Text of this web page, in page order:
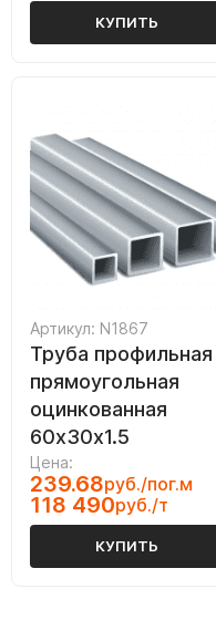
КУПИТЬ
Артикул: N1867
Труба профильная
прямоугольная
оцинкованная
60х30х1.5
Цена:
239.68руб./пог.м
118 490руб./т
КУПИТЬ